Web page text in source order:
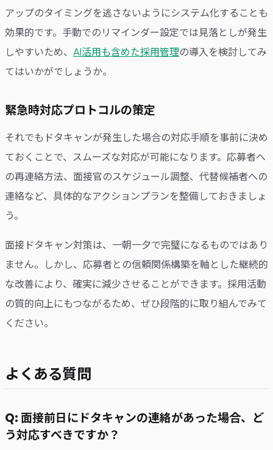
アップのタイミングを逃さないようにシステム化することも
効果的です。手動でのリマインダー設定では見落としが発生
しやすいため、 AI活用も含めた採用管理の導入を検討してみ
てはいかがでしょうか。
緊急時対応プロトコルの策定
それでもドタキャンが発生した場合の対応手順を事前に決め
ておくことで、スムーズな対応が可能になります。応募者へ
の再連絡方法、面接官のスケジュール調整、代替候補者への
連絡など、具体的なアクションプランを整備しておきましょ
う。
面接ドタキャン対策は、一朝一夕で完璧になるものではあり
ません。しかし、応募者との信頼関係構築を軸とした継続的
な改善により、確実に減少させることができます。採用活動
の質的向上にもつながるため、ぜひ段階的に取り組んでみて
ください。
よくある質問
Q: 面接前日にドタキャンの連絡があった場合、ど
う対応すべきですか？